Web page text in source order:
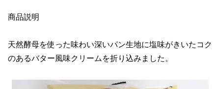
商品説明
天然酵母を使った味わい深いパン生地に塩味がきいたコク
のあるバター風味クリームを折り込みました。